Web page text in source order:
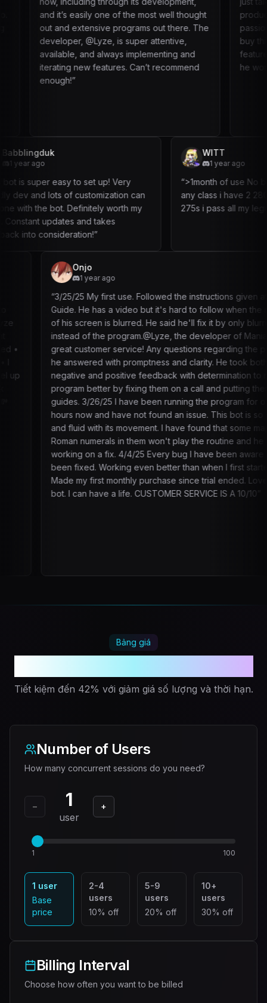
it’s easily one of the most well thought
and extensive programs out there. The
@Lyze, is super attentive,
and always implementing and
new features. Can’t recommend
product is
passionate and
buy this
feature that i
he work on.”
B Babblingduk
“ This bot is super easy to set up! Very
friendly dev and lots of customization can
be done with the bot. Definitely worth my
while. Constant updates and takes
feedback into consideration!
“>1month
any class
275s i
1 year ago
25/25 My first use. Followed the instructions given at Quick
He has a video but it's hard to follow when the majority
his screen is blurred. He said he'll fix it by only blurring MS
of the program.@Lyze, the developer of Mania has
customer service! Any questions regarding the program,
answered with promptness and clarity. He took both my
and positive feedback with determination to make his
better by fixing them on a call and putting them on his
3/26/25 I have been running the program for over 16
now and have not found an issue. This bot is so smart
fluid with its movement. I have found that some maps with
numerals in them won't play the routine and he is
on a fix. 4/4/25 Every bug I have been aware of has
fixed. Working even better than when I first started.
my first monthly purchase since trial ended. Love this
I can have a life. CUSTOMER SERVICE IS A 10/10”
Bảng giá
Tiết kiệm đến 42% với giảm giá số lượng và thời hạn.
Number of Users
How many concurrent sessions do you need?
− 1
user
+
1 100
1 user
Base
price
2-4
users
10% off
5-9
users
20% off
10+
users
30% off
Billing Interval
Choose how often you want to be billed